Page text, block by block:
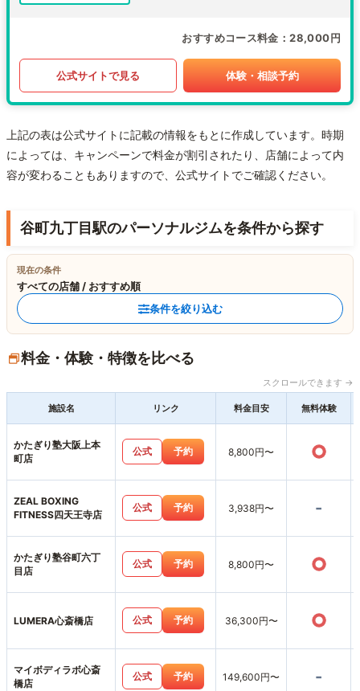
おすすめコース料金 28,000円
公式サイトで見る 体験・相談予約
上記の表は公式サイトに記載の情報をもとに作成しています。時期
によっては、キャンペーンで料金が割引されたり、店舗によって内
容が変わることもありますので、公式サイトでご確認ください。
谷町九丁目駅のパーソナルジムを条件から探す
現在の条件
すべての店舗 / おすすめ順
条件を絞り込む
料金・体験・特徴を比べる
スクロールできます →
施設名 リンク 料金目安 無料体験
かたぎり塾大阪上本
町店
公式 予約 8,800円〜 ○
ZEAL BOXING
FITNESS四天王寺店
公式 予約 3,938円〜 -
かたぎり塾谷町六丁
目店
公式 予約 8,800円〜 ○
LUMERA心斎橋店 公式 予約 36,300円〜 ○
マイボディラボ心斎
橋店
公式 予約 149,600円〜 -